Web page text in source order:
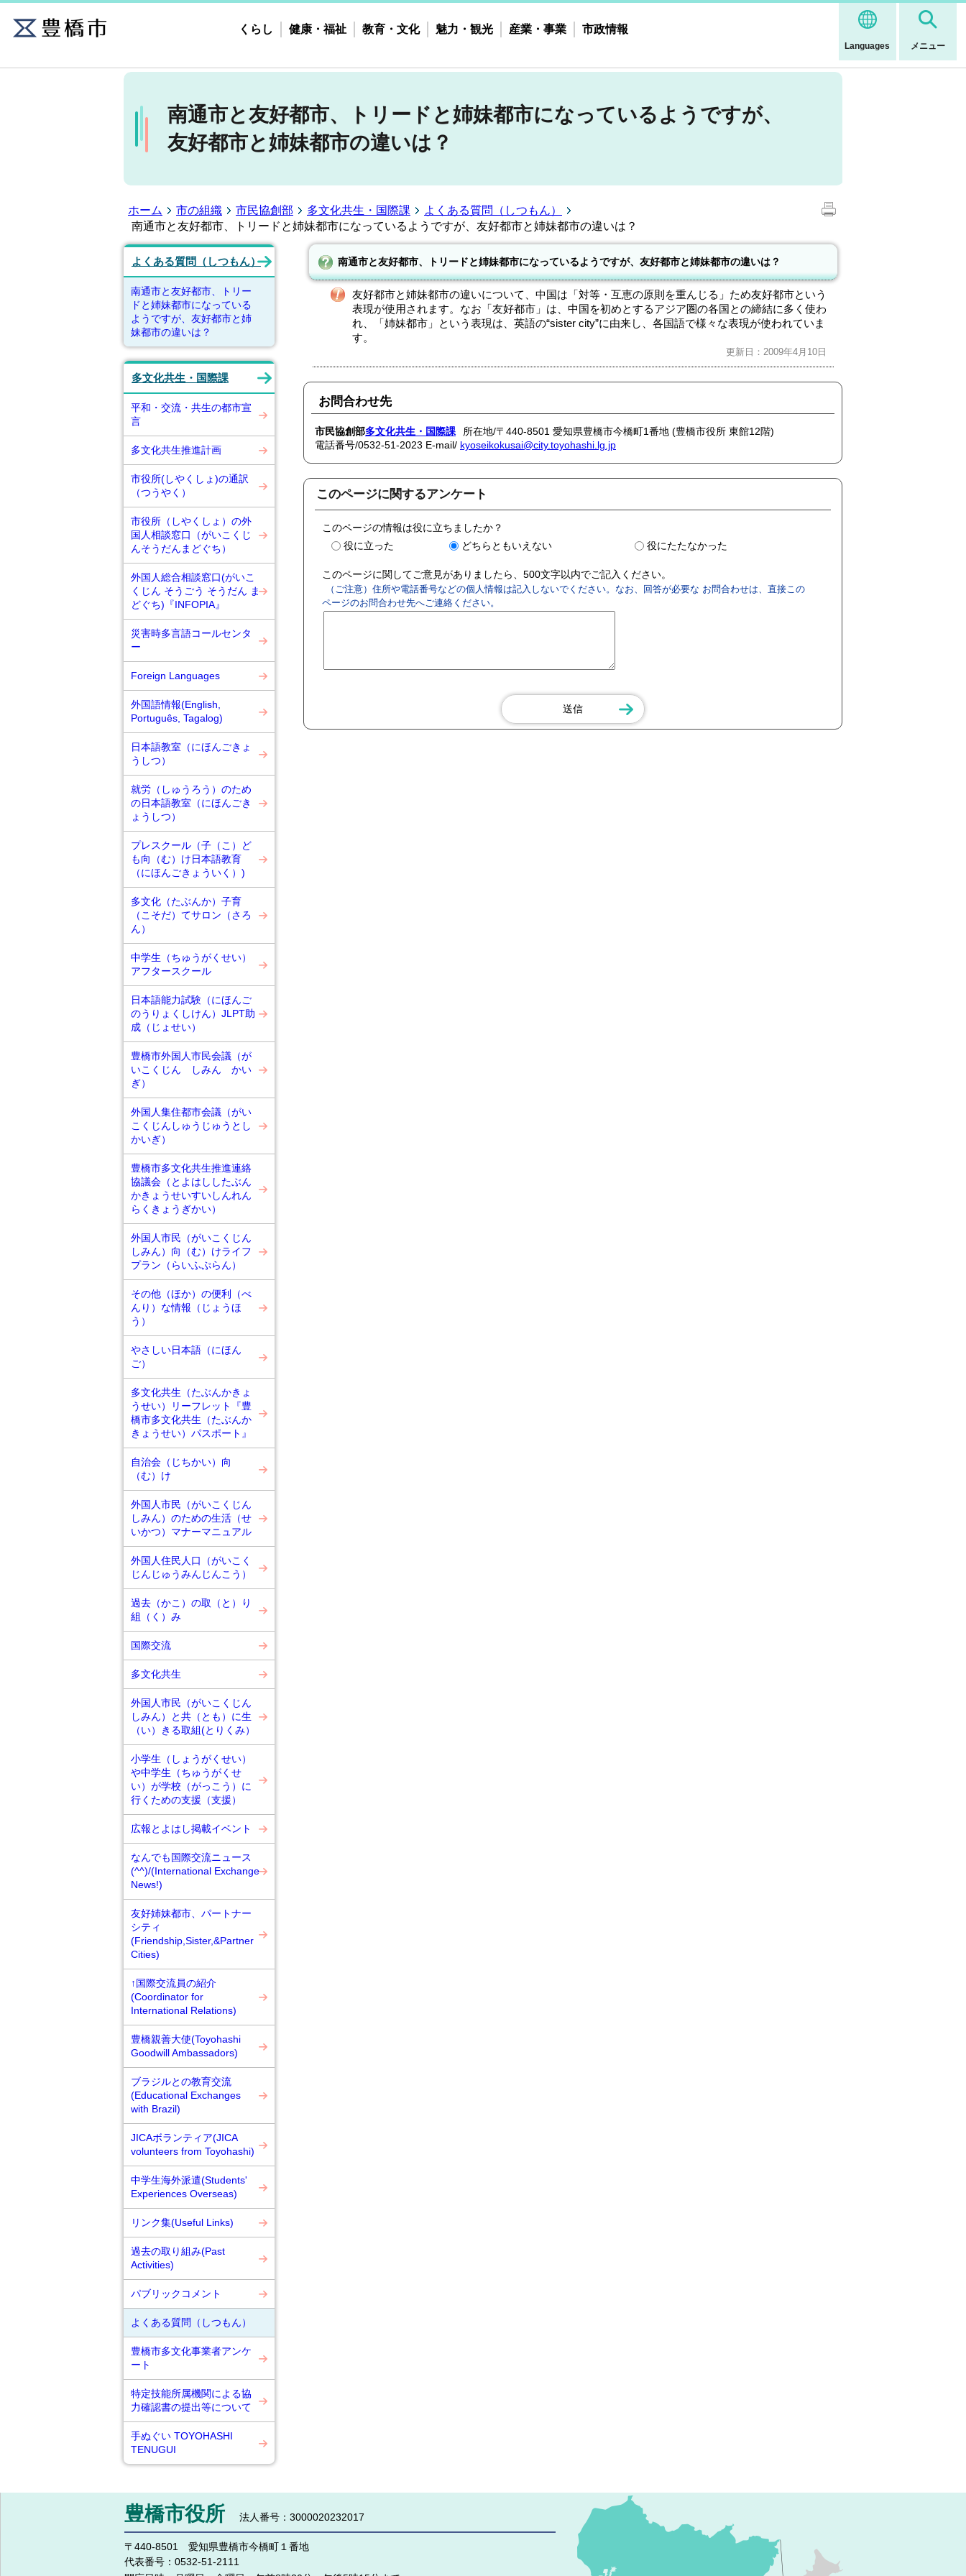
Languages メニュー
くらし 健康・福祉 教育・文化 魅力・観光 産業・事業 市政情報
南通市と友好都市、トリードと姉妹都市になっているようですが、
友好都市と姉妹都市の違いは？
ホーム 市の組織 市民協創部 多文化共生・国際課
よくある質問（しつもん）
南通市と友好都市、トリードと姉妹都市になっているようですが、友好都市と姉妹都市の違いは？
よくある質問（しつもん）
南通市と友好都市、トリー
ドと姉妹都市になっている
ようですが、友好都市と姉
妹都市の違いは？
多文化共生・国際課
平和・交流・共生の都市宣
言
多文化共生推進計画
市役所(しやくしょ)の通訳
（つうやく）
市役所（しやくしょ）の外
国人相談窓口（がいこくじ
んそうだんまどぐち）
外国人総合相談窓口(がいこ
くじん そうごう そうだん ま
どぐち)『INFOPIA』
災害時多言語コールセンタ
ー
Foreign Languages
外国語情報(English,
Português, Tagalog)
日本語教室（にほんごきょ
うしつ）
就労（しゅうろう）のため
の日本語教室（にほんごき
ょうしつ）
プレスクール（子（こ）ど
も向（む）け日本語教育
（にほんごきょういく）)
多文化（たぶんか）子育
（こそだ）てサロン（さろ
ん）
中学生（ちゅうがくせい）
アフタースクール
日本語能力試験（にほんご
のうりょくしけん）JLPT助
成（じょせい）
豊橋市外国人市民会議（が
いこくじん しみん かい
ぎ）
外国人集住都市会議（がい
こくじんしゅうじゅうとし
かいぎ）
豊橋市多文化共生推進連絡
協議会（とよはししたぶん
かきょうせいすいしんれん
らくきょうぎかい）
外国人市民（がいこくじん
しみん）向（む）けライフ
プラン（らいふぷらん）
その他（ほか）の便利（べ
んり）な情報（じょうほ
う）
やさしい日本語（にほん
ご）
多文化共生（たぶんかきょ
うせい）リーフレット『豊
橋市多文化共生（たぶんか
きょうせい）パスポート』
自治会（じちかい）向
（む）け
外国人市民（がいこくじん
しみん）のための生活（せ
いかつ）マナーマニュアル
外国人住民人口（がいこく
じんじゅうみんじんこう）
過去（かこ）の取（と）り
組（く）み
国際交流
多文化共生
外国人市民（がいこくじん
しみん）と共（とも）に生
（い）きる取組(とりくみ）
小学生（しょうがくせい）
や中学生（ちゅうがくせ
い）が学校（がっこう）に
行くための支援（支援）
広報とよはし掲載イベント
なんでも国際交流ニュース
(^^)/(International Exchange
News!)
友好姉妹都市、パートナー
シティ
(Friendship,Sister,&Partner
Cities)
↑国際交流員の紹介
(Coordinator for
International Relations)
豊橋親善大使(Toyohashi
Goodwill Ambassadors)
ブラジルとの教育交流
(Educational Exchanges
with Brazil)
JICAボランティア(JICA
volunteers from Toyohashi)
中学生海外派遣(Students'
Experiences Overseas)
リンク集(Useful Links)
過去の取り組み(Past
Activities)
パブリックコメント
よくある質問（しつもん）
豊橋市多文化事業者アンケ
ート
特定技能所属機関による協
力確認書の提出等について
手ぬぐい TOYOHASHI
TENUGUI
南通市と友好都市、トリードと姉妹都市になっているようですが、友好都市と姉妹都市の違いは？
友好都市と姉妹都市の違いについて、中国は「対等・互恵の原則を重んじる」ため友好都市という
表現が使用されます。なお「友好都市」は、中国を初めとするアジア圏の各国との締結に多く使わ
れ、「姉妹都市」という表現は、英語の“sister city”に由来し、各国語で様々な表現が使われていま
す。
更新日：2009年4月10日
お問合わせ先
市民協創部多文化共生・国際課
所在地/〒440-8501 愛知県豊橋市今橋町1番地 (豊橋市役所 東館12階)
電話番号/0532-51-2023 E-mail/ kyoseikokusai@city.toyohashi.lg.jp
このページに関するアンケート
このページの情報は役に立ちましたか？
役に立った
どちらともいえない 役にたたなかった
このページに関してご意見がありましたら、500文字以内でご記入ください。
（ご注意）住所や電話番号などの個人情報は記入しないでください。なお、回答が必要な お問合わせは、直接この
ページのお問合わせ先へご連絡ください。
豊橋市役所 法人番号：3000020232017
〒440-8501 愛知県豊橋市今橋町１番地
代表番号： 0532-51-2111